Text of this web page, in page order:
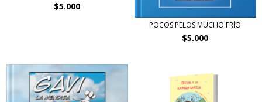
$5.000
POCOS PELOS MUCHO FRÍO
$5.000